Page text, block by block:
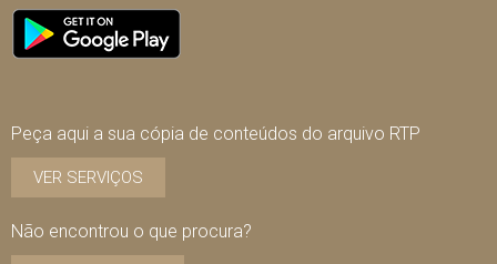
Peça aqui a sua cópia de conteúdos do arquivo RTP
VER SERVIÇOS
Não encontrou o que procura?